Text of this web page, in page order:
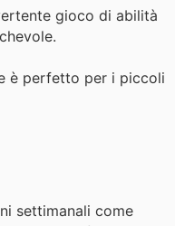
gioco di abilità
è perfetto per i piccoli
settimanali come